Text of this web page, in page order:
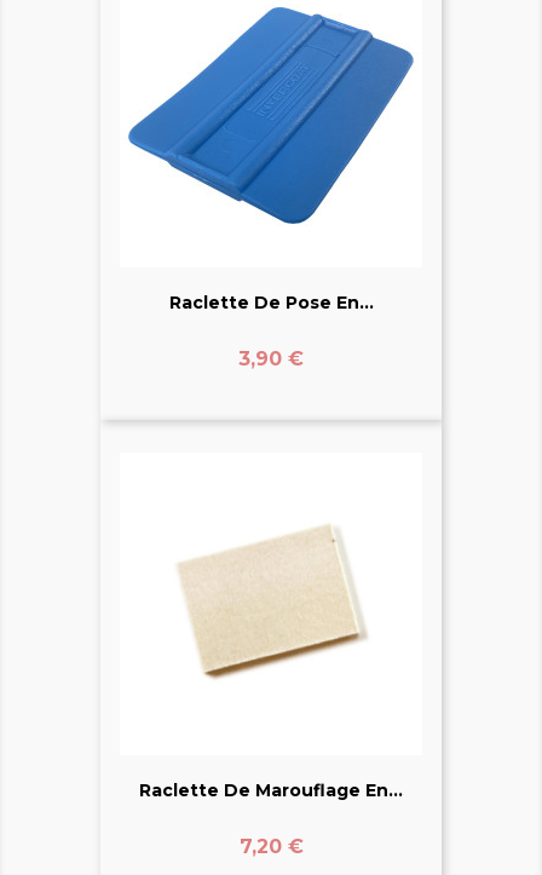
Raclette De Pose En...
Prix
3,90 €
Raclette De Marouflage En...
Prix
7,20 €